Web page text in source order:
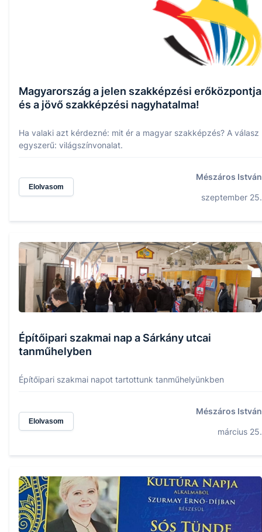
Magyarország a jelen szakképzési erőközpontja
és a jövő szakképzési nagyhatalma!
Ha valaki azt kérdezné: mit ér a magyar szakképzés? A válasz
egyszerű: világszínvonalat.
Elolvasom
Mészáros István
szeptember 25.
Építőipari szakmai nap a Sárkány utcai
tanműhelyben
Építőipari szakmai napot tartottunk tanműhelyünkben
Elolvasom
Mészáros István
március 25.